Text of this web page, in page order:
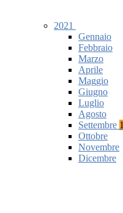
2021
Gennaio
Febbraio
Marzo
Aprile
Maggio
Giugno
Luglio
Agosto
Settembre 1
Ottobre
Novembre
Dicembre